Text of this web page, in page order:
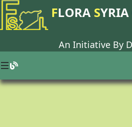
FLORA SYRIA
An Initiative By